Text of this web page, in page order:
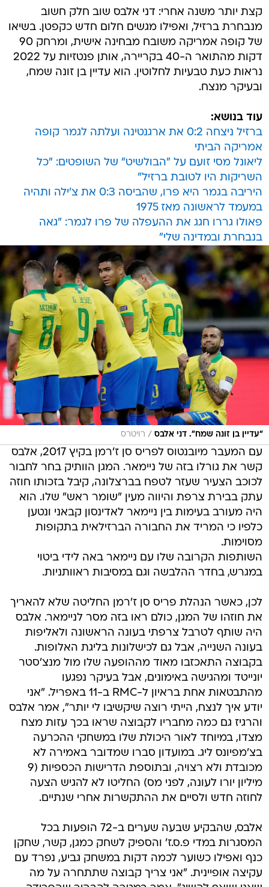
קצת יותר משנה אחרי: דני אלבס שוב חלק חשוב
מנבחרת ברזיל, ואפילו מגשים חלום חדש כקפטן. בשיאו
של קופה אמריקה משובח מבחינה אישית, ומרחק 90
דקות מהתואר ה-40 בקריירה, אותן פנטזיות על 2022
נראות כעת טבעיות לחלוטין. הוא עדיין בן זונה שמח,
ובעיקר מנצח.
עוד בנושא:
ברזיל ניצחה 0:2 את ארגנטינה ועלתה לגמר קופה
אמריקה הביתי
ליאונל מסי זועם על "הבולשיט" של השופטים: "כל
השריקות היו לטובת ברזיל"
היריבה בגמר היא פרו, שהביסה 0:3 את צ'ילה ותהיה
במעמד לראשונה מאז 1975
פאולו גררו חגג את ההעפלה של פרו לגמר: "גאה
בנבחרת ובמדינה שלי"
"עדיין בן זונה שמח". דני אלבס / רויטרס
עם המעבר מיובנטוס לפריס סן ז'רמן בקיץ 2017, אלבס
קשר את גורלו בזה של ניימאר. המגן הוותיק בחר לחבור
לכוכב הצעיר שעזר לטפח בברצלונה, קיבל בזכותו חוזה
עתק בבירת צרפת והיווה מעין "שומר ראש" שלו. הוא
היה מעורב בעימות בין ניימאר לאדינסון קבאני ונטען
כלפיו כי המריד את החבורה הברזילאית בתקופות
מסוימות.
השותפות הקרובה שלו עם ניימאר באה לידי ביטוי
במגרש, בחדר ההלבשה וגם במסיבות ראוותניות.
לכן, כאשר הנהלת פריס סן ז'רמן החליטה שלא להאריך
את חוזהו של המגן, כולם ראו בזה מסר לניימאר. אלבס
היה שותף לטרבל צרפתי בעונה הראשונה ולאליפות
בעונה השנייה, אבל גם לכישלונות בליגת האלופות.
בקבוצה התאכזבו מאוד מההופעה שלו מול מנצ'סטר
יונייטד ומהגישה באימונים, אבל בעיקר נפגעו
מהתבטאות אחת בראיון ל-RMC ב-11 באפריל. "אני
יודע איך לנצח, הייתי רוצה שיקשיבו לי יותר", אמר אלבס
והרגיז גם כמה מחבריו לקבוצה שראו בכך עזות מצח
מצדו, במיוחד לאור היכולת שלו במשחקי ההכרעה
בצ'מפיונס ליג. במועדון סברו שמדובר באמירה לא
מכובדת ולא רצויה, ובתוספת הדרישות הכספיות (9
מיליון יורו לעונה, לפני מס) החליטו לא להגיש הצעה
לחוזה חדש ולסיים את ההתקשרות אחרי שנתיים.
אלבס, שהבקיע שבעה שערים ב-72 הופעות בכל
המסגרות במדי פ.ס.ז' והספיק לשחק כמגן, קשר, שחקן
כנף ואפילו כשוער לכמה דקות במשחק גביע, נפרד עם
עקיצה אופיינית. "אני צריך קבוצה שתתחרה על מה